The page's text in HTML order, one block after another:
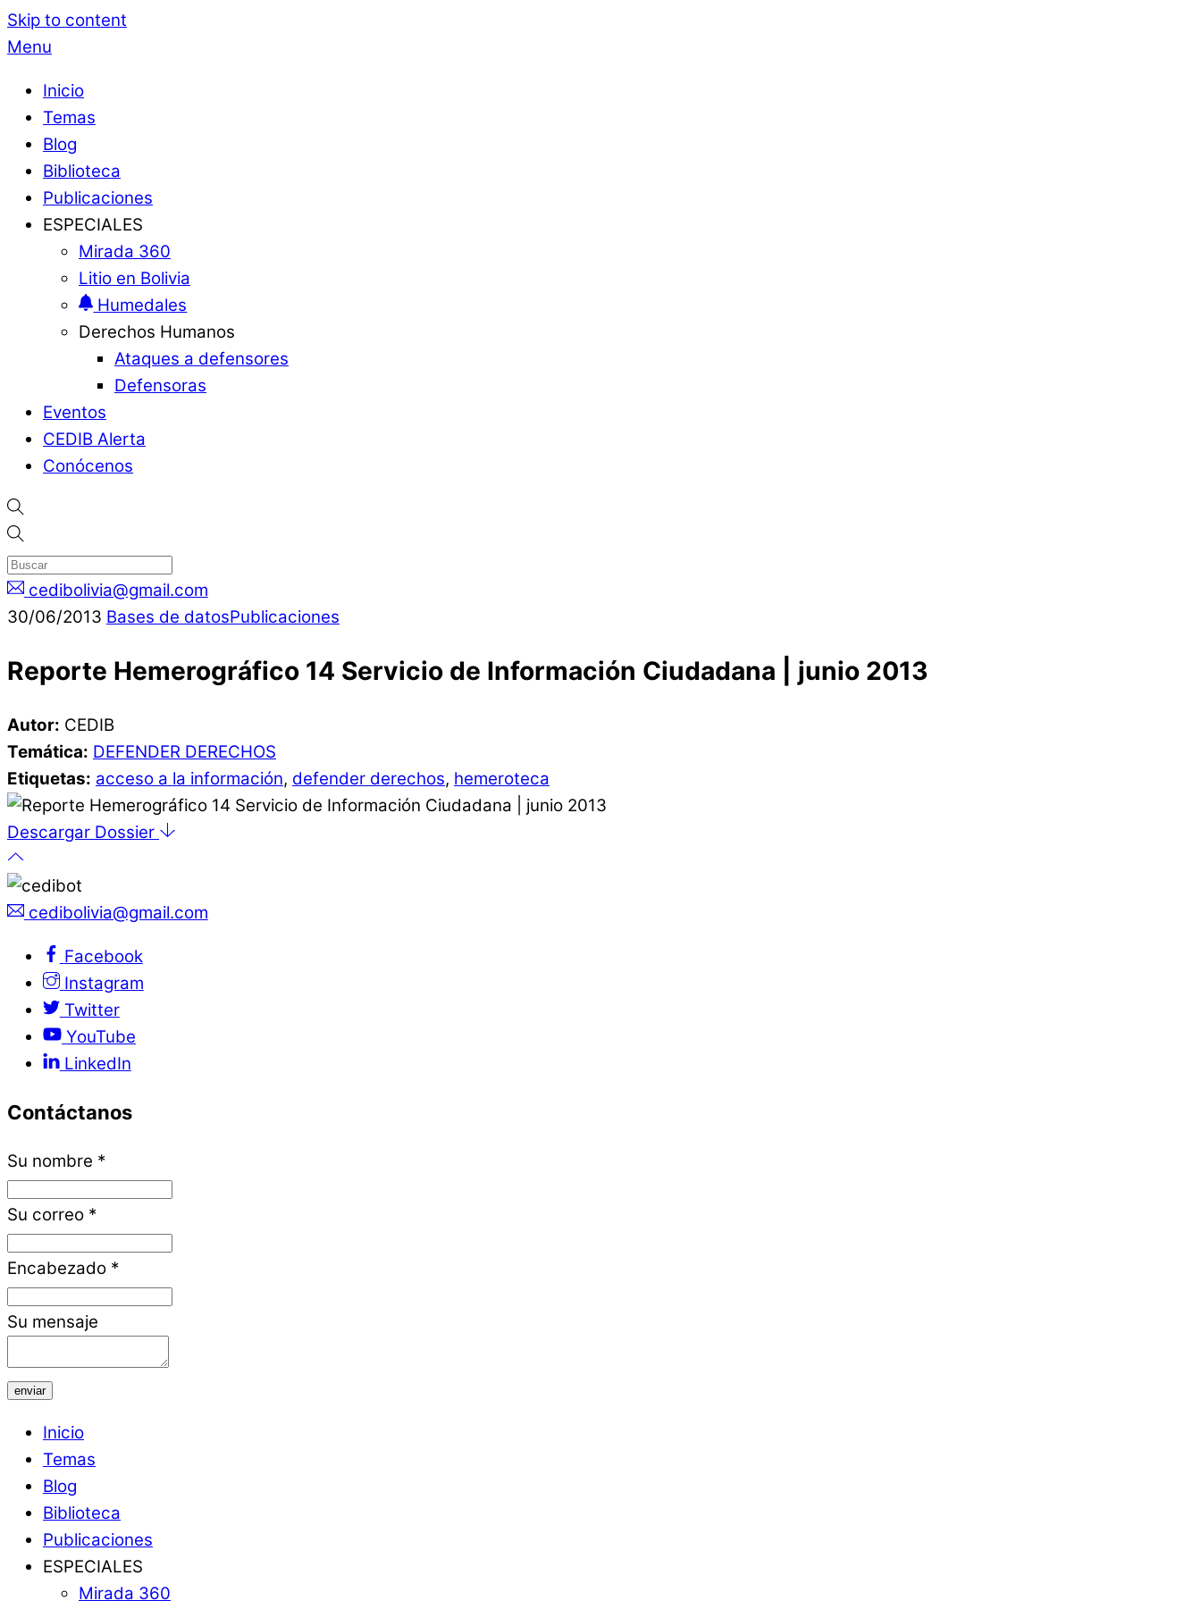
Skip to content
Menu
Inicio
Temas
Blog
Biblioteca
Publicaciones
ESPECIALES
Mirada 360
Litio en Bolivia
Humedales
Derechos Humanos
Ataques a defensores
Defensoras
Eventos
CEDIB Alerta
Conócenos
cedibolivia@gmail.com
30/06/2013 Bases de datosPublicaciones
Reporte Hemerográfico 14 Servicio de Información Ciudadana | junio 2013
Autor: CEDIB
Temática: DEFENDER DERECHOS
Etiquetas: acceso a la información, defender derechos, hemeroteca
Descargar Dossier
cedibolivia@gmail.com
Facebook
Instagram
Twitter
YouTube
LinkedIn
Contáctanos
Su nombre *
Su correo *
Encabezado *
Su mensaje
enviar
Inicio
Temas
Blog
Biblioteca
Publicaciones
ESPECIALES
Mirada 360